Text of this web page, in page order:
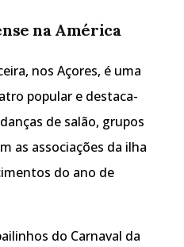
na América
nos Açores, é uma
popular e destaca-
de salão, grupos
as associações da ilha
do ano de
do Carnaval da